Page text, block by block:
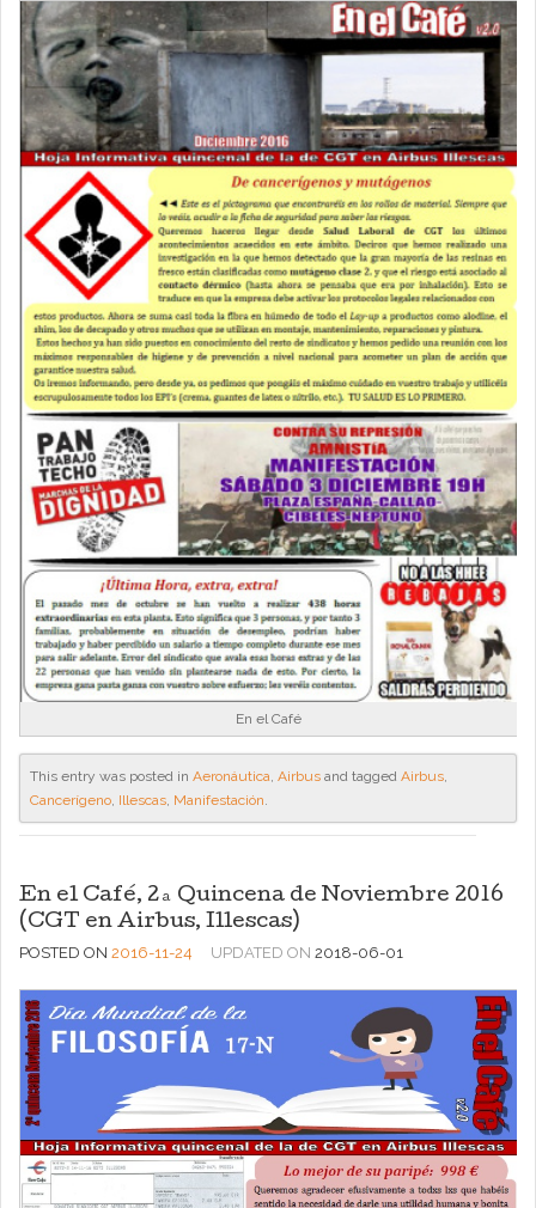
En el Café
This entry was posted in Aeronáutica, Airbus and tagged Airbus,
Cancerígeno, Illescas, Manifestación.
En el Café, 2ª Quincena de Noviembre 2016
(CGT en Airbus, Illescas)
POSTED ON 2016-11-24 UPDATED ON 2018-06-01